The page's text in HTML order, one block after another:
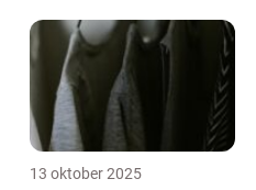
13 oktober 2025